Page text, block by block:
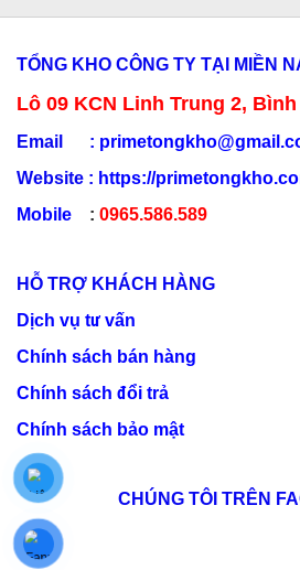
TỔNG KHO CÔNG TY TẠI MIỀN
Lô 09 KCN Linh Trung 2, Bình
Email :
Website : https://
Mobile : 0965.586.589
HỖ TRỢ KHÁCH HÀNG
Dịch vụ tư vấn
Chính sách bán hàng
Chính sách đổi trả
Chính sách bảo mật
CHÚNG TÔI TRÊN